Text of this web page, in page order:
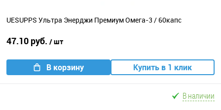
UESUPPS Ультра Энерджи Премиум Омега-3 / 60капс
47.10 руб. / шт
В корзину Купить в 1 клик
В наличии